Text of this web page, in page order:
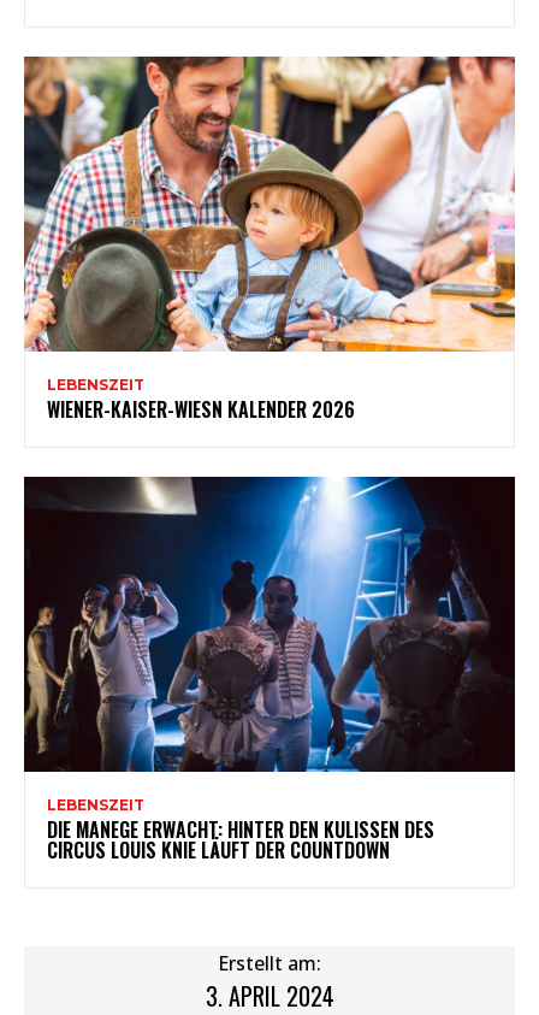
LEBENSZEIT
WIENER-KAISER-WIESN KALENDER 2026
LEBENSZEIT
DIE MANEGE ERWACHT: HINTER DEN KULISSEN DES
CIRCUS LOUIS KNIE LÄUFT DER COUNTDOWN
Erstellt am:
3. APRIL 2024